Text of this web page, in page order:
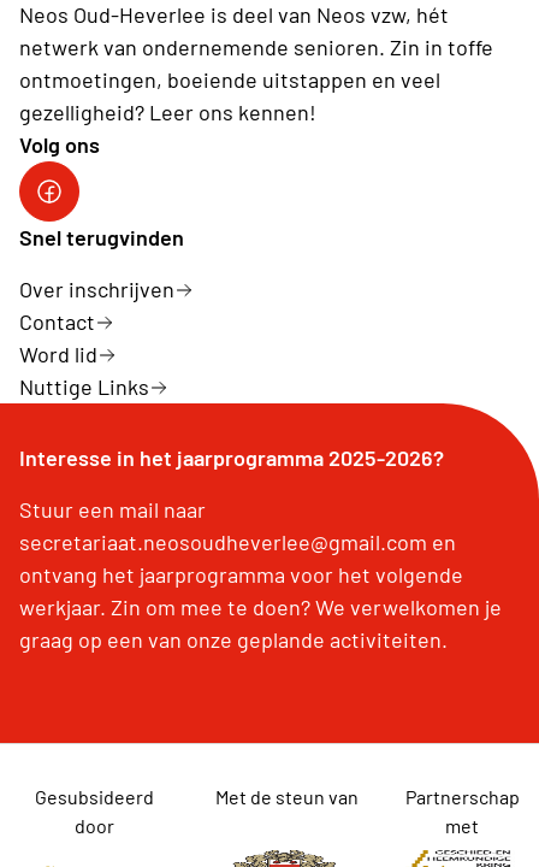
Neos Oud-Heverlee is deel van Neos vzw, hét
netwerk van ondernemende senioren. Zin in toffe
ontmoetingen, boeiende uitstappen en veel
gezelligheid? Leer ons kennen!
Volg ons
Facebook
Snel terugvinden
Over inschrijven
Contact
Word lid
Nuttige Links
Interesse in het jaarprogramma 2025-2026?
Stuur een mail naar
secretariaat.neosoudheverlee@gmail.com en
ontvang het jaarprogramma voor het volgende
werkjaar. Zin om mee te doen? We verwelkomen je
graag op een van onze geplande activiteiten.
Gesubsideerd
door
Met de steun van
Partnerschap
met